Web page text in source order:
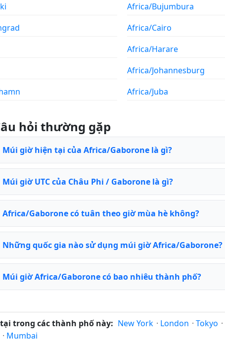
Africa/Bujumbura
Africa/Cairo
Africa/Harare
Africa/Johannesburg
Africa/Juba
hỏi thường gặp
Múi giờ hiện tại của Africa/Gaborone là gì?
Múi giờ UTC của Châu Phi / Gaborone là gì?
Africa/Gaborone có tuân theo giờ mùa hè không?
Những quốc gia nào sử dụng múi giờ Africa/Gaborone?
Múi giờ Africa/Gaborone có bao nhiêu thành phố?
trong các thành phố này: New York · London · Tokyo ·
· Mumbai